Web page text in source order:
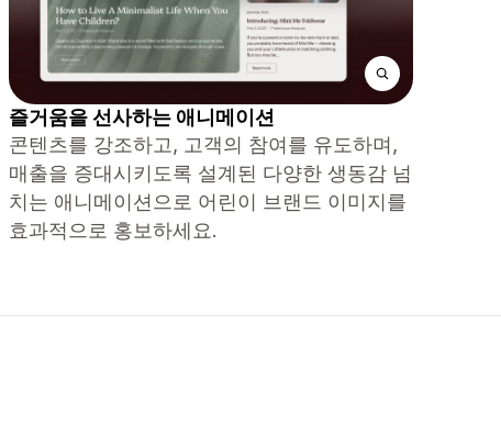
즐거움을 선사하는 애니메이션
콘텐츠를 강조하고, 고객의 참여를 유도하며,
매출을 증대시키도록 설계된 다양한 생동감 넘
치는 애니메이션으로 어린이 브랜드 이미지를
효과적으로 홍보하세요.